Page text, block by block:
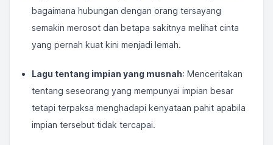
bagaimana hubungan dengan orang tersayang
semakin merosot dan betapa sakitnya melihat cinta
yang pernah kuat kini menjadi lemah.
Lagu tentang impian yang musnah: Menceritakan
tentang seseorang yang mempunyai impian besar
tetapi terpaksa menghadapi kenyataan pahit apabila
impian tersebut tidak tercapai.